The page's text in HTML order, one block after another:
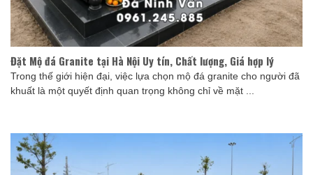
Đặt Mộ đá Granite tại Hà Nội Uy tín, Chất lượng, Giá hợp lý
Trong thế giới hiện đại, việc lựa chọn mộ đá granite cho người đã
khuất là một quyết định quan trọng không chỉ về mặt ...